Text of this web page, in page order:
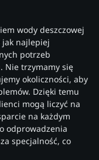
wody deszczowej
jak najlepiej
potrzeb
Nie trzymamy się
okoliczności, aby
Dzięki temu
mogą liczyć na
na każdym
odprowadzenia
specjalność, co